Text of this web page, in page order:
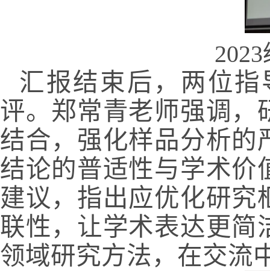
汇报结束后，两位
评。郑常青老师强调，
结合，强化样品分析的
结论的普适性与学术价
建议，指出应优化研究
联性，让学术表达更简
领域研究方法，在交流